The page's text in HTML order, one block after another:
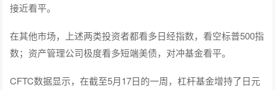
接近看平。
在其他市场，上述两类投资者都看多日经指数，看空标普500指
数；资产管理公司极度看多短端美债，对冲基金看平。
CFTC数据显示，在截至5月17日的一周，杠杆基金增持了日元